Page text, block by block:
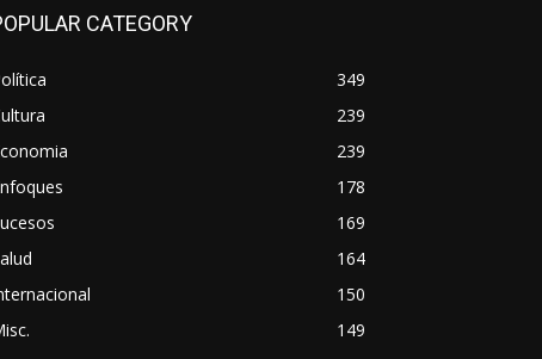
CATEGORY
349
239
239
178
169
164
150
149